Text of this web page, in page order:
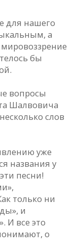
для нашего
а
бы
вопросы
Шалвовича
слов
уже
названия у
песни!
только ни
и
И все это
о